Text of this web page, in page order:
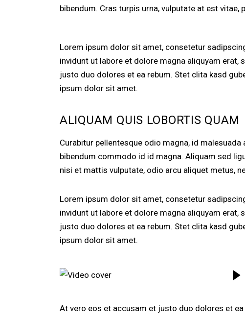
bibendum. Cras turpis urna, vulputate at est vitae,
Lorem ipsum dolor sit amet, consetetur
invidunt ut labore et dolore magna aliquyam erat,
justo duo dolores et ea rebum. Stet clita kasd
ipsum dolor sit amet.
ALIQUAM QUIS LOBORTIS QUAM
Curabitur pellentesque odio magna, id
bibendum commodo id id magna. Aliquam sed
nisi et mattis vulputate, odio arcu aliquet metus,
Lorem ipsum dolor sit amet, consetetur
invidunt ut labore et dolore magna aliquyam erat,
justo duo dolores et ea rebum. Stet clita kasd
ipsum dolor sit amet.
At vero eos et accusam et justo duo dolores et